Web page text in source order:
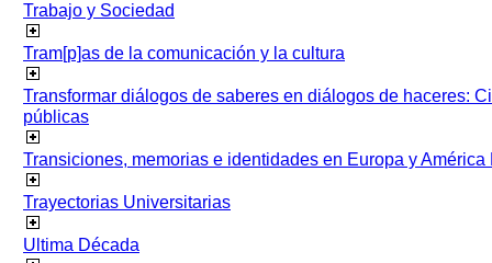
Trabajo y Sociedad
Tram[p]as de la comunicación y la cultura
Transformar diálogos de saberes en diálogos de haceres:
públicas
Transiciones, memorias e identidades en Europa y América
Trayectorias Universitarias
Ultima Década